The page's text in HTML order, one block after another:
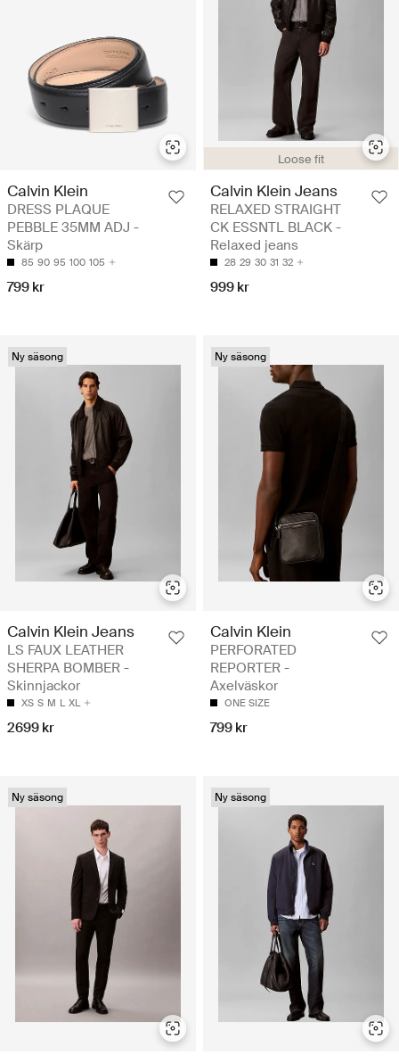
Calvin Klein
DRESS PLAQUE
PEBBLE 35MM ADJ -
Skärp
85 90 95 100 105
799 kr
Loose fit
Calvin Klein Jeans
RELAXED STRAIGHT
CK ESSNTL BLACK -
Relaxed jeans
28 29 30 31 32
999 kr
Ny säsong
Calvin Klein Jeans
LS FAUX LEATHER
SHERPA BOMBER -
Skinnjackor
XS S M L XL
2699 kr
Ny säsong
Calvin Klein
PERFORATED
REPORTER -
Axelväskor
ONE SIZE
799 kr
Ny säsong Ny säsong